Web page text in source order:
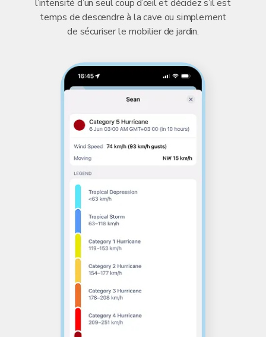
l’intensité d’un seul coup d’œil et décidez s’il est
temps de descendre à la cave ou simplement
de sécuriser le mobilier de jardin.